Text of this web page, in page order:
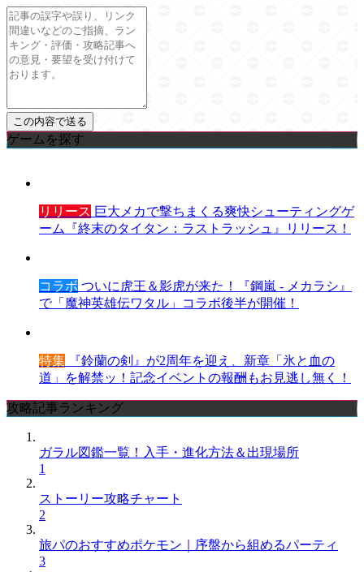
ゲームを探す
リリース 巨大メカで撃ちまくる爽快シューティングゲ
ーム『終末のタイタン：ラストラッシュ』リリース！
コラボ ついに虎王＆影虎が来た！『鋼嵐 - メカラシ』
で「魔神英雄伝ワタル」コラボ後半が開催！
特集 『鈴蘭の剣』が2周年を迎え、新章「氷と血の
道」を解禁ッ！記念イベントの報酬もお見逃し無く！
攻略記事ランキング
ガラル図鑑一覧！入手・進化方法＆出現場所
1
ストーリー攻略チャート
2
旅パのおすすめポケモン｜序盤から組めるパーティ
3